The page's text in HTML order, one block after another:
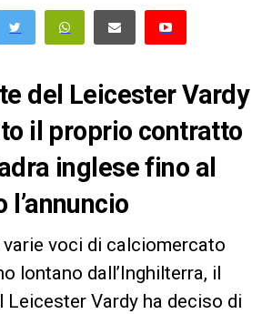
del Leicester Vardy
il proprio contratto
inglese fino al
l’annuncio
voci di calciomercato
lontano dall’Inghilterra, il
Leicester Vardy ha deciso di